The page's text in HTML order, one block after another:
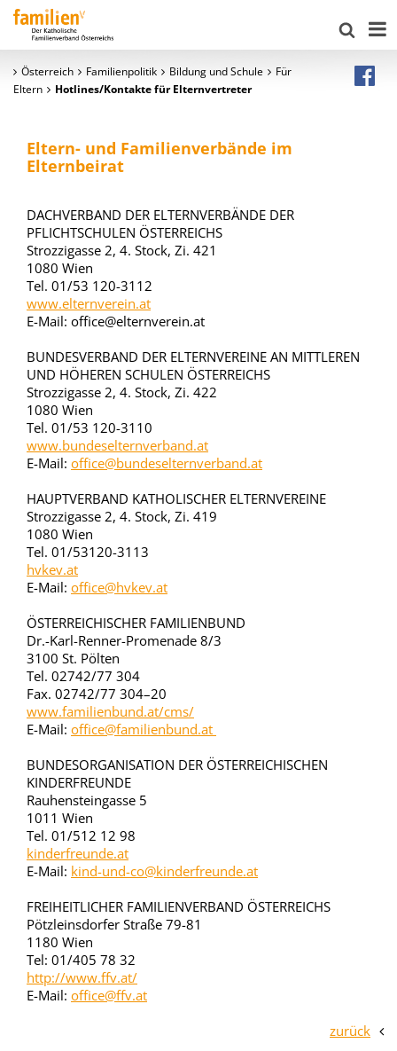
Österreich Familienpolitik Bildung und Schule
Für
Eltern
Hotlines/Kontakte für Elternvertreter
Eltern- und Familienverbände im
Elternbeirat
DACHVERBAND DER ELTERNVERBÄNDE DER
PFLICHTSCHULEN ÖSTERREICHS
Strozzigasse 2, 4. Stock, Zi. 421
1080 Wien
Tel. 01/53 120-3112
www.elternverein.at
E-Mail: office@elternverein.at
BUNDESVERBAND DER ELTERNVEREINE AN MITTLEREN
UND HÖHEREN SCHULEN ÖSTERREICHS
Strozzigasse 2, 4. Stock, Zi. 422
1080 Wien
Tel. 01/53 120-3110
www.bundeselternverband.at
E-Mail: office@bundeselternverband.at
HAUPTVERBAND KATHOLISCHER ELTERNVEREINE
Strozzigasse 2, 4. Stock, Zi. 419
1080 Wien
Tel. 01/53120-3113
hvkev.at
E-Mail: office@hvkev.at
ÖSTERREICHISCHER FAMILIENBUND
Dr.-Karl-Renner-Promenade 8/3
3100 St. Pölten
Tel. 02742/77 304
Fax. 02742/77 304–20
www.familienbund.at/cms/
E-Mail: office@familienbund.at
BUNDESORGANISATION DER ÖSTERREICHISCHEN
KINDERFREUNDE
Rauhensteingasse 5
1011 Wien
Tel. 01/512 12 98
kinderfreunde.at
E-Mail: kind-und-co@kinderfreunde.at
FREIHEITLICHER FAMILIENVERBAND ÖSTERREICHS
Pötzleinsdorfer Straße 79-81
1180 Wien
Tel: 01/405 78 32
http://www.ffv.at/
E-Mail: office@ffv.at
zurück